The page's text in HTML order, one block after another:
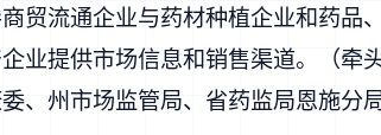
贸流通企业与药材种植企业和药品
业提供市场信息和销售渠道。（牵头
、州市场监管局、省药监局恩施分